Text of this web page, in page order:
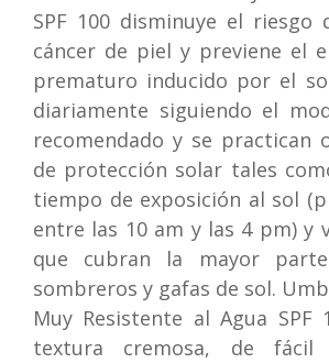
SPF 100 disminuye el riesgo
cáncer de piel y previene el
prematuro inducido por el
diariamente siguiendo el
recomendado y se practican
de protección solar tales
tiempo de exposición al sol
entre las 10 am y las 4 pm) y
que cubran la mayor
sombreros y gafas de sol.
Muy Resistente al Agua SPF
textura cremosa, de fácil